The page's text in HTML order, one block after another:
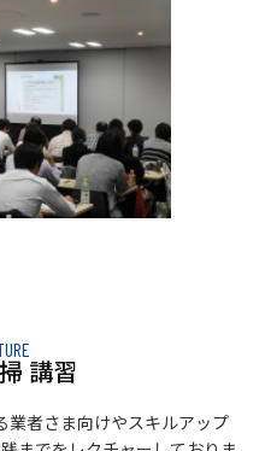
講習
業者さま向けやスキルアップ